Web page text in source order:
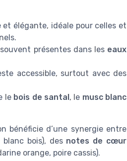
élégante, idéale pour celles et
présentes dans les eaux
accessible, surtout avec des
le bois de santal, le musc blanc
bénéficie d’une synergie entre
bois), des notes de cœur
orange, poire cassis).